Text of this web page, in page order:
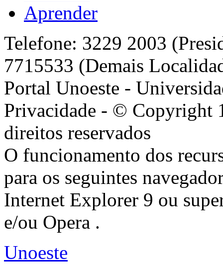
Aprender
Telefone: 3229 2003
7715533 (Demais
Portal Unoeste -
Privacidade - © Copyright
direitos reservados
O funcionamento dos
para os seguintes
Internet Explorer 9 ou
e/ou Opera .
Unoeste